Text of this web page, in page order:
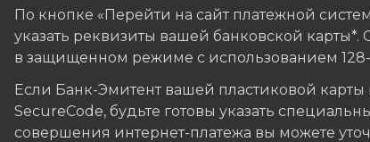
По кнопке «Перейти на сайт платежной
указать реквизиты вашей банковской
в защищенном режиме с использованием
Если Банк-Эмитент вашей пластиковой
SecureCode, будьте готовы указать
совершения интернет-платежа вы можете